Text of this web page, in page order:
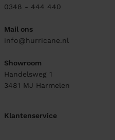
0348 - 444 440
Mail ons
info@hurricane.nl
Showroom
Handelsweg 1
3481 MJ Harmelen
Klantenservice